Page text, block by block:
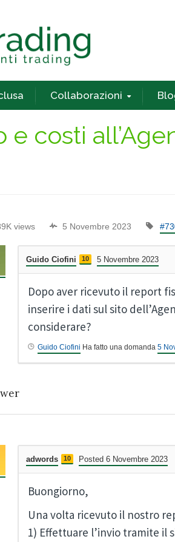
Collaborazioni
e costi
views 5 Novembre 2023
Guido Ciofini 10 5 Novembre 2023
Dopo aver ricevuto il report
inserire i dati sul sito
considerare?
Guido Ciofini Ha fatto una domanda 5
adwords 10 Posted 6 Novembre 2023
Buongiorno,
Una volta ricevuto il nostro
1) Effettuare l’invio tramite il